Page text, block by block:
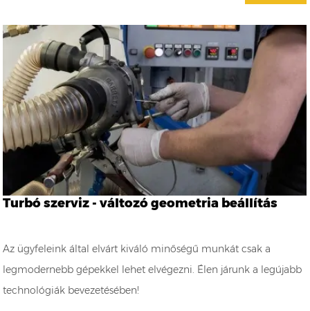
Turbó szerviz - változó geometria beállítás
Az ügyfeleink által elvárt kiváló minőségű munkát csak a
legmodernebb gépekkel lehet elvégezni. Élen járunk a legújabb
technológiák bevezetésében!